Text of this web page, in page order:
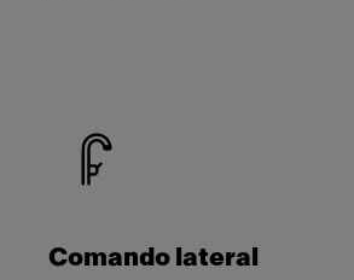
Comando lateral